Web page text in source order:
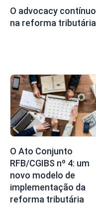
O advocacy contínuo
na reforma tributária
O Ato Conjunto
RFB/CGIBS nº 4: um
novo modelo de
implementação da
reforma tributária